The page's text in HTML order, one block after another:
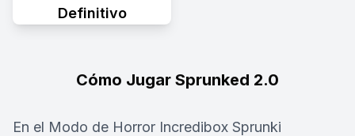
Definitivo
Cómo Jugar Sprunked 2.0
En el Modo de Horror Incredibox Sprunki